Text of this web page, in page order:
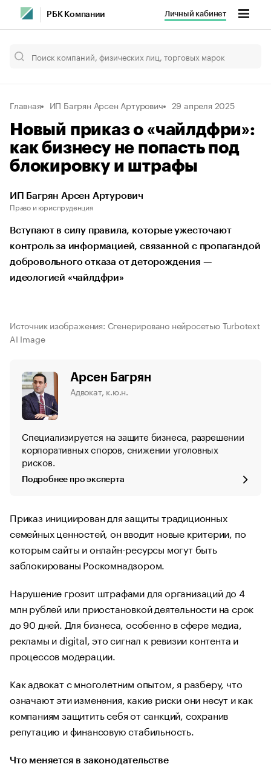
РБК Компании Личный кабинет
Главная ИП Багрян Арсен Артурович 29 апреля 2025
Новый приказ о «чайлдфри»:
как бизнесу не попасть под
блокировку и штрафы
ИП Багрян Арсен Артурович
Право и юриспруденция
Вступают в силу правила, которые ужесточают
контроль за информацией, связанной с пропагандой
добровольного отказа от деторождения —
идеологией «чайлдфри»
Источник изображения: Сгенерировано нейросетью Turbotext
AI Image
Арсен Багрян
Адвокат, к.ю.н.
Специализируется на защите бизнеса, разрешении
корпоративных споров, снижении уголовных
рисков.
Подробнее про эксперта
Приказ инициирован для защиты традиционных
семейных ценностей, он вводит новые критерии, по
которым сайты и онлайн-ресурсы могут быть
заблокированы Роскомнадзором.
Нарушение грозит штрафами для организаций до 4
млн рублей или приостановкой деятельности на срок
до 90 дней. Для бизнеса, особенно в сфере медиа,
рекламы и digital, это сигнал к ревизии контента и
процессов модерации.
Как адвокат с многолетним опытом, я разберу, что
означают эти изменения, какие риски они несут и как
компаниям защитить себя от санкций, сохранив
репутацию и финансовую стабильность.
Что меняется в законодательстве